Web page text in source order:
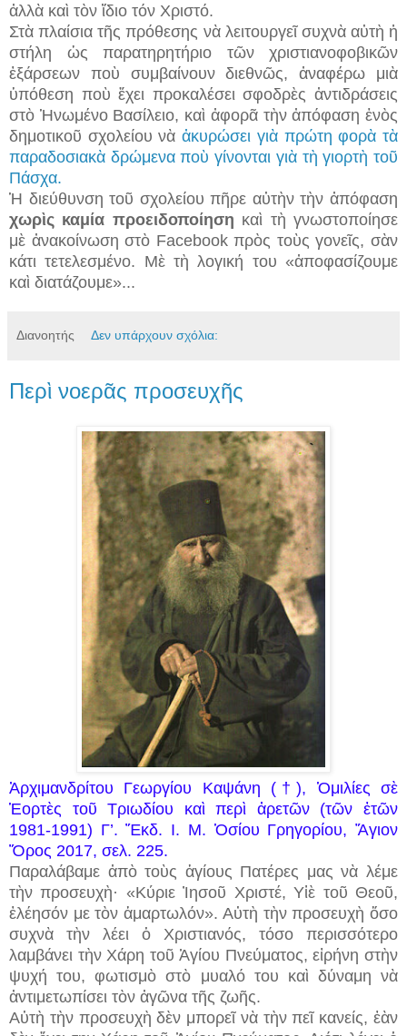
ἀλλὰ καὶ τὸν ἴδιο τόν Χριστό.
Στὰ πλαίσια τῆς πρόθεσης νὰ λειτουργεῖ συχνὰ αὐτὴ ἡ
στήλη ὡς παρατηρητήριο τῶν χριστιανοφοβικῶν
ἐξάρσεων ποὺ συμβαίνουν διεθνῶς, ἀναφέρω μιὰ
ὑπόθεση ποὺ ἔχει προκαλέσει σφοδρὲς ἀντιδράσεις
στὸ Ἡνωμένο Βασίλειο, καὶ ἀφορᾶ τὴν ἀπόφαση ἑνὸς
δημοτικοῦ σχολείου νὰἀκυρώσει γιὰ πρώτη φορὰ τὰ
παραδοσιακὰ δρώμενα ποὺ γίνονται γιὰ τὴ γιορτὴ τοῦ
Πάσχα.
Ἡ διεύθυνση τοῦ σχολείου πῆρε αὐτὴν τὴν ἀπόφαση
χωρὶς καμία προειδοποίηση καὶ τὴ γνωστοποίησε
μὲ ἀνακοίνωση στὸ Facebook πρὸς τοὺς γονεῖς, σὰν
κάτι τετελεσμένο. Μὲ τὴ λογική του «ἀποφασίζουμε
καὶ διατάζουμε»...
Διανοητής Δεν υπάρχουν σχόλια:
Περὶ νοερᾶς προσευχῆς
Ἀρχιμανδρίτου Γεωργίου Καψάνη (†), Ὁμιλίες σὲ
Ἑορτὲς τοῦ Τριωδίου καὶ περὶ ἀρετῶν (τῶν ἐτῶν
1981-1991) Γ’. Ἔκδ. Ι. Μ. Ὁσίου Γρηγορίου, Ἅγιον
Ὅρος 2017, σελ. 225.
Παραλάβαμε ἀπὸ τοὺς ἁγίους Πατέρες μας νὰ λέμε
τὴν προσευχὴ· «Κύριε Ἰησοῦ Χριστέ, Υἱὲ τοῦ Θεοῦ,
ἐλέησόν με τὸν ἁμαρτωλόν». Αὐτὴ τὴν προσευχὴ ὅσο
συχνὰ τὴν λέει ὁ Χριστιανός, τόσο περισσότερο
λαμβάνει τὴν Χάρη τοῦ Ἁγίου Πνεύματος, εἰρήνη στὴν
ψυχή του, φωτισμὸ στὸ μυαλό του καὶ δύναμη νὰ
ἀντιμετωπίσει τὸν ἀγῶνα τῆς ζωῆς.
Αὐτὴ τὴν προσευχὴ δὲν μπορεῖ νὰ τὴν πεῖ κανείς, ἐὰν